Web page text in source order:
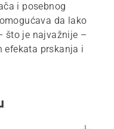
i posebnog
da lako
što je najvažnije –
efekata prskanja i